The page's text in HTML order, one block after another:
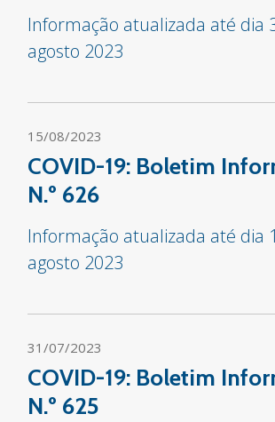
Informação atualizada até dia
agosto 2023
15/08/2023
COVID-19: Boletim
N.º 626
Informação atualizada até dia
agosto 2023
31/07/2023
COVID-19: Boletim
N.º 625